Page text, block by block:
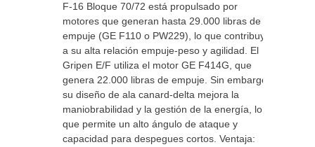
F-16 Bloque 70/72 está propulsado por
motores que generan hasta 29.000 libras de
empuje (GE F110 o PW229), lo que contribuye
a su alta relación empuje-peso y agilidad. El
Gripen E/F utiliza el motor GE F414G, que
genera 22.000 libras de empuje. Sin embargo,
su diseño de ala canard-delta mejora la
maniobrabilidad y la gestión de la energía, lo
que permite un alto ángulo de ataque y
capacidad para despegues cortos. Ventaja: